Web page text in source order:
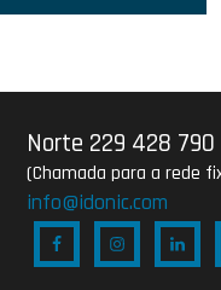
Norte 229 428 790
(Chamada para a rede
info@idonic.com